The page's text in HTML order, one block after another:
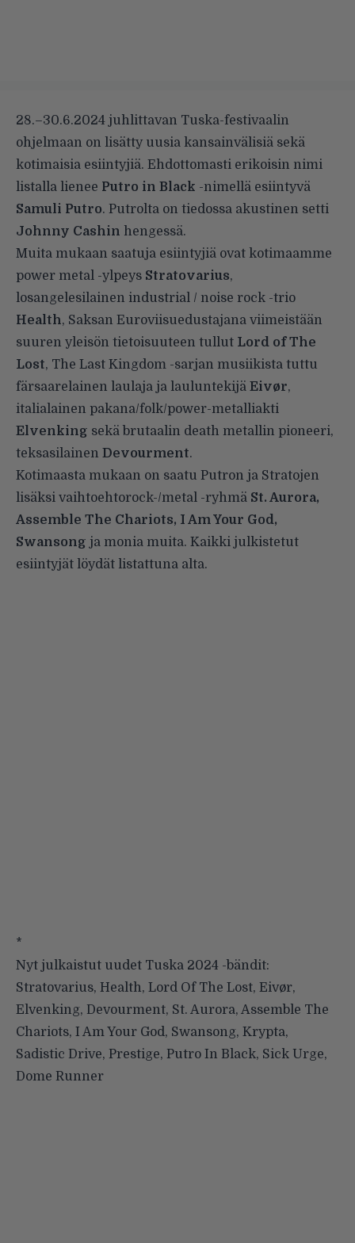
28.–30.6.2024 juhlittavan Tuska-festivaalin
ohjelmaan on lisätty uusia kansainvälisiä sekä
kotimaisia esiintyjiä. Ehdottomasti erikoisin nimi
listalla lienee Putro in Black -nimellä esiintyvä
Samuli Putro. Putrolta on tiedossa akustinen setti
Johnny Cashin hengessä.
Muita mukaan saatuja esiintyjiä ovat kotimaamme
power metal -ylpeys Stratovarius,
losangelesilainen industrial / noise rock -trio
Health, Saksan Euroviisuedustajana viimeistään
suuren yleisön tietoisuuteen tullut Lord of The
Lost, The Last Kingdom -sarjan musiikista tuttu
färsaarelainen laulaja ja lauluntekijä Eivør,
italialainen pakana/folk/power-metalliakti
Elvenking sekä brutaalin death metallin pioneeri,
teksasilainen Devourment.
Kotimaasta mukaan on saatu Putron ja Stratojen
lisäksi vaihtoehtorock-/metal -ryhmä St. Aurora,
Assemble The Chariots, I Am Your God,
Swansong ja monia muita. Kaikki julkistetut
esiintyjät löydät listattuna alta.
*
Nyt julkaistut uudet Tuska 2024 -bändit:
Stratovarius, Health, Lord Of The Lost, Eivør,
Elvenking, Devourment, St. Aurora, Assemble The
Chariots, I Am Your God, Swansong, Krypta,
Sadistic Drive, Prestige, Putro In Black, Sick Urge,
Dome Runner